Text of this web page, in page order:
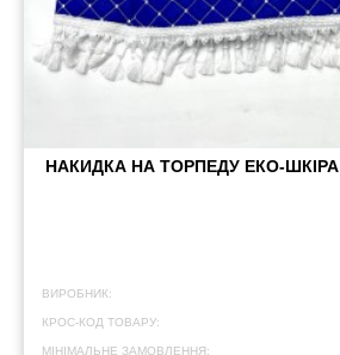
НАКИДКА НА ТОРПЕДУ ЕКО-ШКІРА
ВИРОБНИК:
КРОС-КОД ТОВАРУ:
МІНІМАЛЬНЕ ЗАМОВЛЕННЯ: